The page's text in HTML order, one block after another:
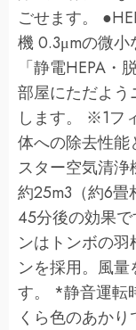
ごせます。
機 0.3μmの微
「静電HEPA
部屋にただよ
します。 ※1フ
体への除去性能
スター空気清
約25m3（約6
45分後の効果
ンはトンボの
ンを採用。風
す。 *静音運転
くら色のあか